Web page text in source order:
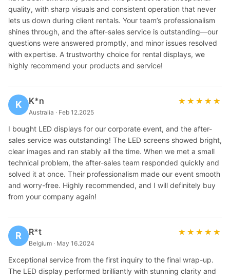
quality, with sharp visuals and consistent operation that never
lets us down during client rentals. Your team’s professionalism
shines through, and the after-sales service is outstanding—our
questions were answered promptly, and minor issues resolved
with expertise. A trustworthy choice for rental displays, we
highly recommend your products and service!
K K*n
Australia · Feb 12.2025
★★★★★
★★★★★
I bought LED displays for our corporate event, and the after-
sales service was outstanding! The LED screens showed bright,
clear images and ran stably all the time. When we met a small
technical problem, the after-sales team responded quickly and
solved it at once. Their professionalism made our event smooth
and worry-free. Highly recommended, and I will definitely buy
from your company again!
R R*t
Belgium · May 16.2024
★★★★★
★★★★★
Exceptional service from the first inquiry to the final wrap-up.
The LED display performed brilliantly with stunning clarity and